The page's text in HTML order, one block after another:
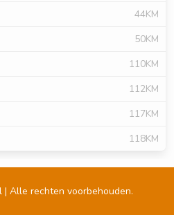
44KM
50KM
110KM
112KM
117KM
118KM
Alle rechten voorbehouden.